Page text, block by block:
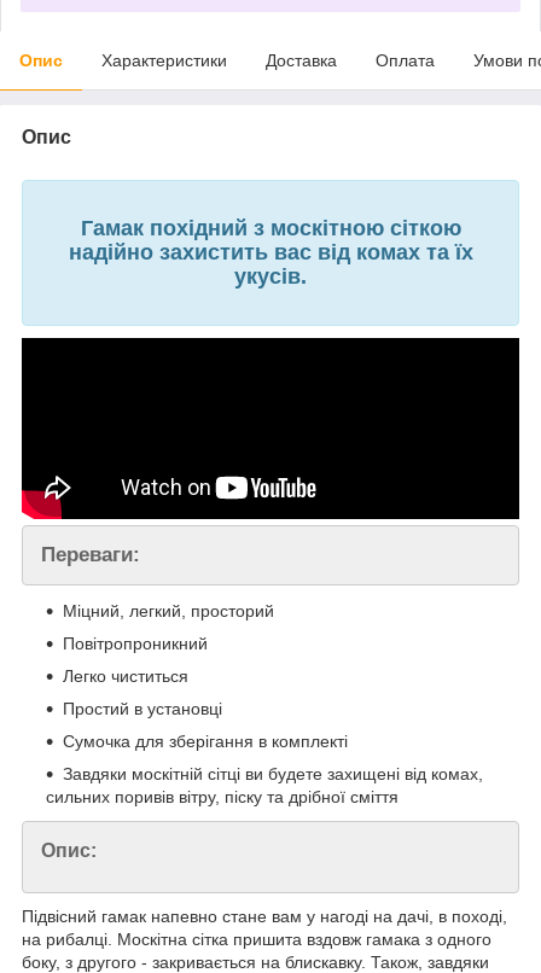
Опис Характеристики Доставка Оплата Умови
Опис
Гамак похідний з москітною сіткою
надійно захистить вас від комах та їх
укусів.
Переваги:
Міцний, легкий, просторий
Повітропроникний
Легко чиститься
Простий в установці
Сумочка для зберігання в комплекті
Завдяки москітній сітці ви будете захищені від комах,
сильних поривів вітру, піску та дрібної сміття
Опис:
Підвісний гамак напевно стане вам у нагоді на дачі, в поході,
на рибалці. Москітна сітка пришита вздовж гамака з одного
боку, з другого - закривається на блискавку. Також, завдяки